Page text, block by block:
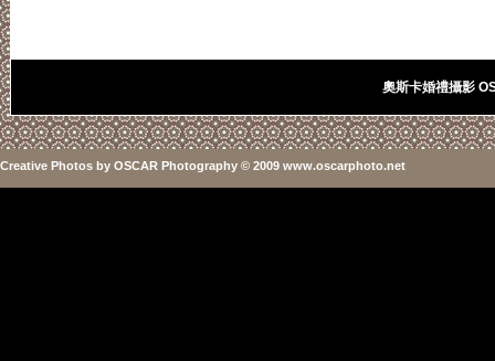
奧斯卡婚禮攝影
Creative Photos by OSCAR Photography © 2009 www.oscarphoto.net